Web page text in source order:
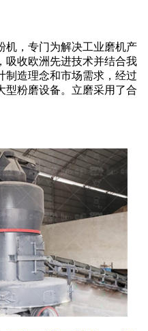
机，专门为解决工业磨机产
吸收欧洲先进技术并结合我
制造理念和市场需求，经过
型粉磨设备。立磨采用了合